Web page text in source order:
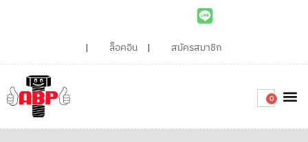
ล็อคอิน สมัครสมาชิก
0